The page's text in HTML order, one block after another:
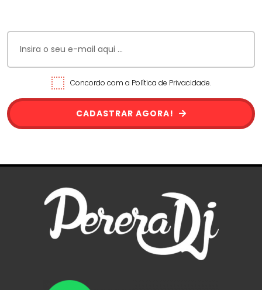
Concordo com a Política de Privacidade.
CADASTRAR AGORA!